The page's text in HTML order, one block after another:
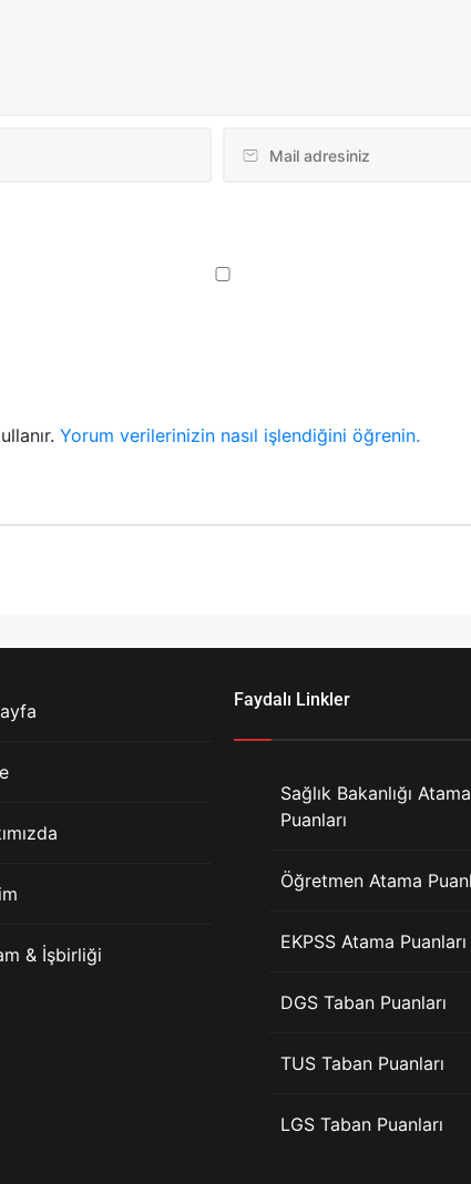
Yorum verilerinizin nasıl işlendiğini öğrenin.
& İşbirliği
Faydalı Linkler
Sağlık Bakanlığı Atama
Puanları
Öğretmen Atama
EKPSS Atama Puanları
DGS Taban Puanları
TUS Taban Puanları
LGS Taban Puanları